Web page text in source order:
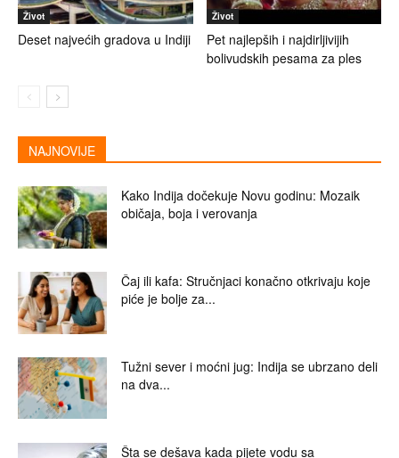
Život
Deset najvećih gradova u Indiji
Život
Pet najlepših i najdirljivijih
bolivudskih pesama za ples
NAJNOVIJE
Kako Indija dočekuje Novu godinu: Mozaik
običaja, boja i verovanja
Čaj ili kafa: Stručnjaci konačno otkrivaju koje
piće je bolje za...
Tužni sever i moćni jug: Indija se ubrzano deli
na dva...
Šta se dešava kada pijete vodu sa